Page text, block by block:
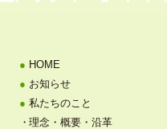
HOME
お知らせ
私たちのこと
理念・概要・沿革